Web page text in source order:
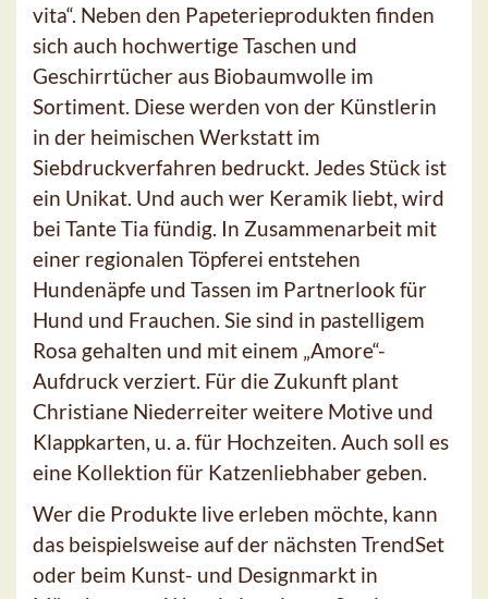
vita“. Neben den Papeterieprodukten finden
sich auch hochwertige Taschen und
Geschirrtücher aus Biobaumwolle im
Sortiment. Diese werden von der Künstlerin
in der heimischen Werkstatt im
Siebdruckverfahren bedruckt. Jedes Stück ist
ein Unikat. Und auch wer Keramik liebt, wird
bei Tante Tia fündig. In Zusammenarbeit mit
einer regionalen Töpferei entstehen
Hundenäpfe und Tassen im Partnerlook für
Hund und Frauchen. Sie sind in pastelligem
Rosa gehalten und mit einem „Amore“-
Aufdruck verziert. Für die Zukunft plant
Christiane Niederreiter weitere Motive und
Klappkarten, u. a. für Hochzeiten. Auch soll es
eine Kollektion für Katzenliebhaber geben.
Wer die Produkte live erleben möchte, kann
das beispielsweise auf der nächsten TrendSet
oder beim Kunst- und Designmarkt in